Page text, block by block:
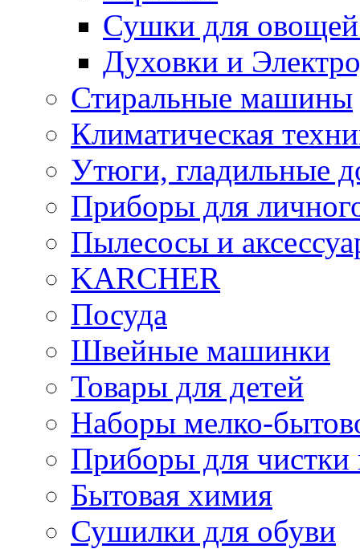
Сушки для
Духовки и
Стиральные машины
Климатическая
Утюги, гладильные
Приборы для
Пылесосы и
KARCHER
Посуда
Швейные машинки
Товары для детей
Наборы мелко-
Приборы для чистки
Бытовая химия
Сушилки для обуви